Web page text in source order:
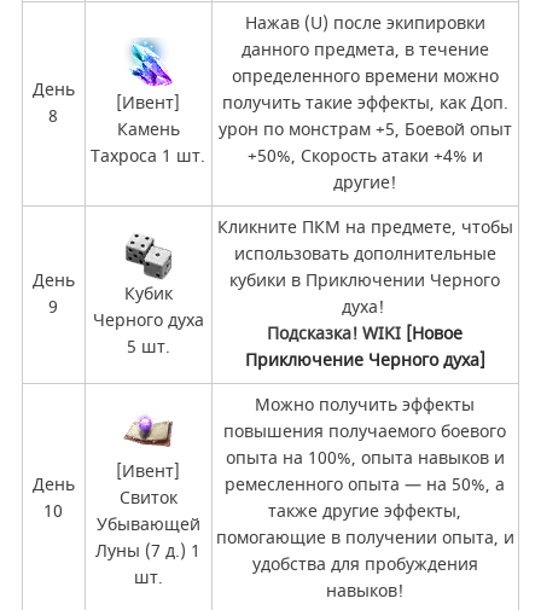
День
8
[Ивент]
Камень
Тахроса 1 шт.
Нажав (U) после экипировки
данного предмета, в течение
определенного времени можно
получить такие эффекты, как Доп.
урон по монстрам +5, Боевой опыт
+50%, Скорость атаки +4% и
другие!
День
9
Кубик
Черного духа
5 шт.
Кликните ПКМ на предмете, чтобы
использовать дополнительные
кубики в Приключении Черного
духа!
Подсказка!WIKI [Новое
Приключение Черного духа]
День
10
[Ивент]
Свиток
Убывающей
Луны (7 д.) 1
шт.
Можно получить эффекты
повышения получаемого боевого
опыта на 100%, опыта навыков и
ремесленного опыта — на 50%, а
также другие эффекты,
помогающие в получении опыта, и
удобства для пробуждения
навыков!